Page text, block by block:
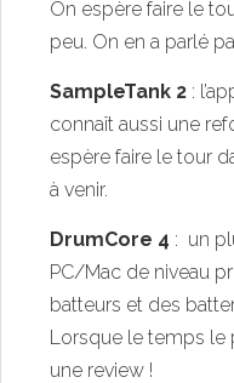
On espère faire le
peu. On en a parlé
SampleTank 2 :
connaît aussi une
espère faire le tour
à venir.
DrumCore 4 : un
PC/Mac de niveau
batteurs et des
Lorsque le temps le
une review !